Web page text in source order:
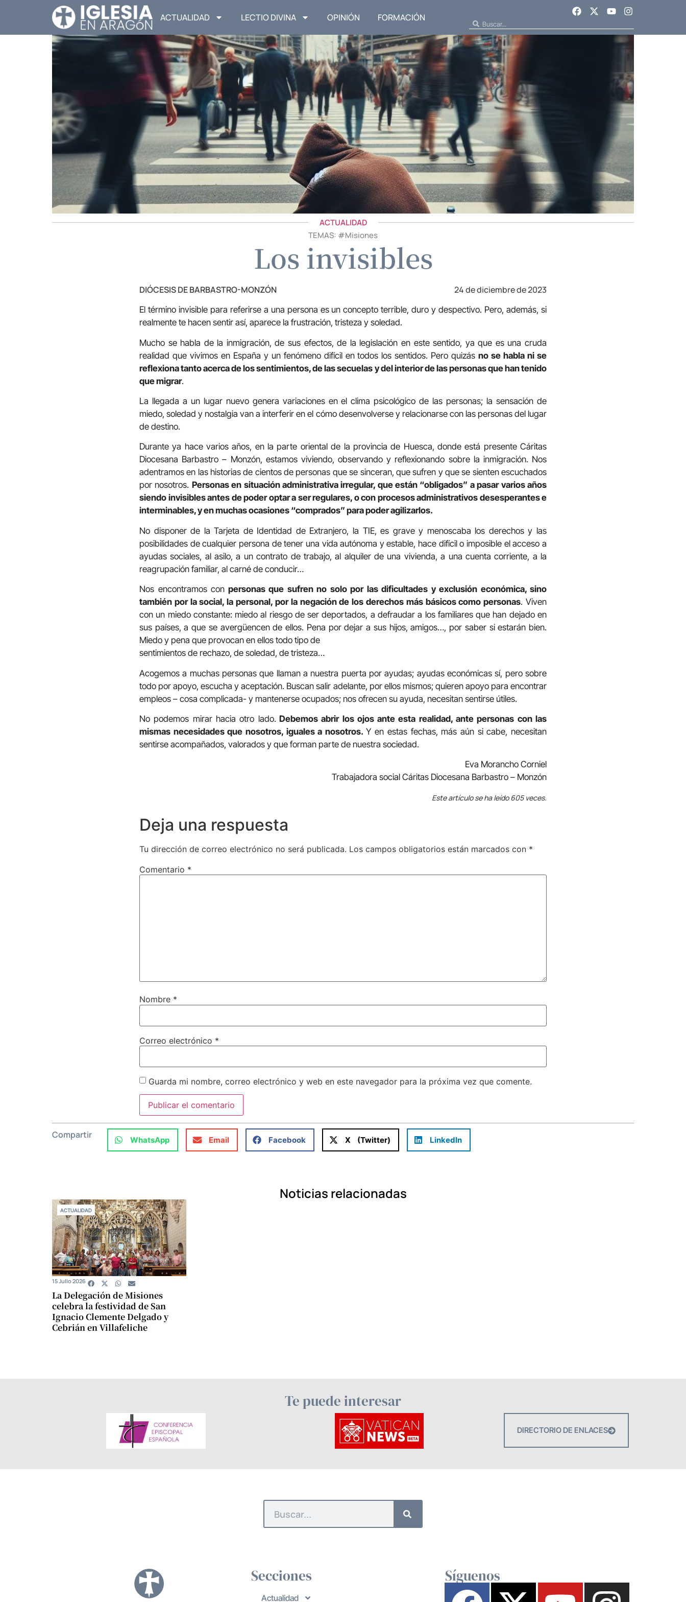
ACTUALIDAD LECTIO DIVINA OPINIÓN FORMACIÓN
ACTUALIDAD
TEMAS: #Misiones
Los invisibles
DIÓCESIS DE BARBASTRO-MONZÓN 24 de diciembre de 2023
El término invisible para referirse a una persona es un concepto terrible, duro y despectivo. Pero, además, si
realmente te hacen sentir así, aparece la frustración, tristeza y soledad.
Mucho se habla de la inmigración, de sus efectos, de la legislación en este sentido, ya que es una cruda
realidad que vivimos en España y un fenómeno difícil en todos los sentidos. Pero quizásno se habla ni se
reflexiona tanto acerca de los sentimientos, de las secuelas y del interior de las personas que han tenido
que migrar.
La llegada a un lugar nuevo genera variaciones en el clima psicológico de las personas; la sensación de
miedo, soledad y nostalgia van a interferir en el cómo desenvolverse y relacionarse con las personas del lugar
de destino.
Durante ya hace varios años, en la parte oriental de la provincia de Huesca, donde está presente Cáritas
Diocesana Barbastro – Monzón, estamos viviendo, observando y reflexionando sobre la inmigración. Nos
adentramos en las historias de cientos de personas que se sinceran, que sufren y que se sienten escuchados
por nosotros. Personas en situación administrativa irregular, que están “obligados” a pasar varios años
siendo invisibles antes de poder optar a ser regulares, o con procesos administrativos desesperantes e
interminables, y en muchas ocasiones “comprados” para poder agilizarlos.
No disponer de la Tarjeta de Identidad de Extranjero, la TIE, es grave y menoscaba los derechos y las
posibilidades de cualquier persona de tener una vida autónoma y estable, hace difícil o imposible el acceso a
ayudas sociales, al asilo, a un contrato de trabajo, al alquiler de una vivienda, a una cuenta corriente, a la
reagrupación familiar, al carné de conducir…
Nos encontramos con personas que sufren no solo por las dificultades y exclusión económica, sino
también por la social, la personal, por la negación de los derechos más básicos como personas. Viven
con un miedo constante: miedo al riesgo de ser deportados, a defraudar a los familiares que han dejado en
sus países, a que se avergüencen de ellos. Pena por dejar a sus hijos, amigos…, por saber si estarán bien.
Miedo y pena que provocan en ellos todo tipo de
sentimientos de rechazo, de soledad, de tristeza…
Acogemos a muchas personas que llaman a nuestra puerta por ayudas; ayudas económicas sí, pero sobre
todo por apoyo, escucha y aceptación. Buscan salir adelante, por ellos mismos; quieren apoyo para encontrar
empleos – cosa complicada- y mantenerse ocupados; nos ofrecen su ayuda, necesitan sentirse útiles.
No podemos mirar hacia otro lado. Debemos abrir los ojos ante esta realidad, ante personas con las
mismas necesidades que nosotros, iguales a nosotros. Y en estas fechas, más aún si cabe, necesitan
sentirse acompañados, valorados y que forman parte de nuestra sociedad.
Eva Morancho Corniel
Trabajadora social Cáritas Diocesana Barbastro – Monzón
Este artículo se ha leído 605 veces.
Deja una respuesta
Tu dirección de correo electrónico no será publicada. Los campos obligatorios están marcados con *
Comentario *
Nombre *
Correo electrónico *
Guarda mi nombre, correo electrónico y web en este navegador para la próxima vez que comente.
Compartir WhatsApp Email Facebook X (Twitter) LinkedIn
Noticias relacionadas
ACTUALIDAD
La Delegación de Misiones
celebra la festividad de San
Ignacio Clemente Delgado y
Cebrián en Villafeliche
15 Julio 2026
Te puede interesar
DIRECTORIO DE ENLACES
Secciones
Actualidad
Síguenos